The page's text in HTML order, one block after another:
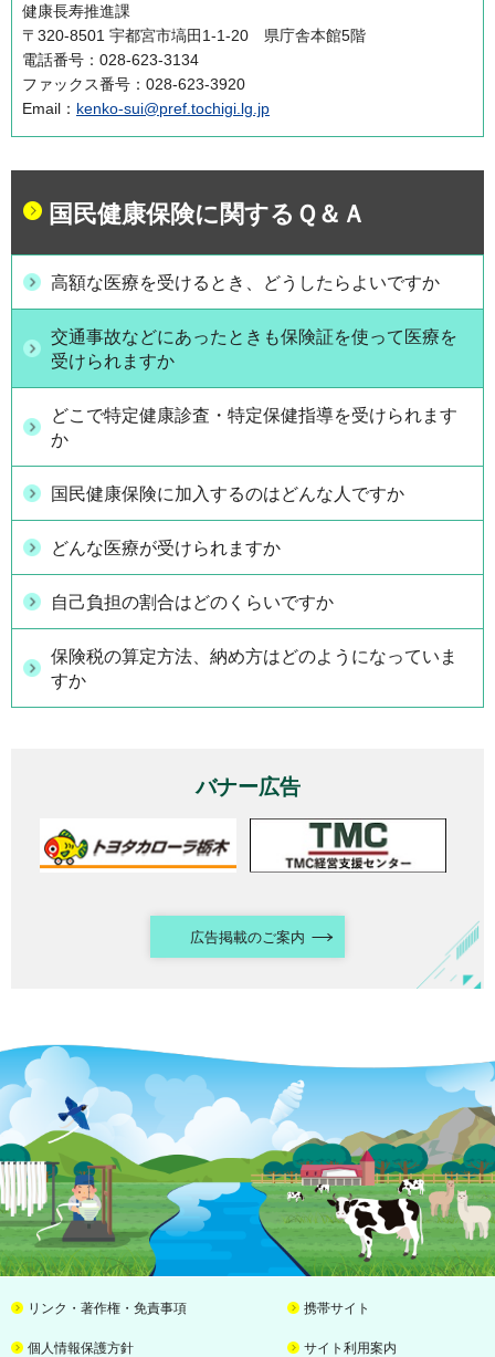
健康長寿推進課
〒320-8501 宇都宮市塙田1-1-20 県庁舎本館5階
電話番号：028-623-3134
ファックス番号：028-623-3920
Email： kenko-sui@pref.tochigi.lg.jp
国民健康保険に関するＱ＆Ａ
高額な医療を受けるとき、どうしたらよいですか
交通事故などにあったときも保険証を使って医療を
受けられますか
どこで特定健康診査・特定保健指導を受けられます
か
国民健康保険に加入するのはどんな人ですか
どんな医療が受けられますか
自己負担の割合はどのくらいですか
保険税の算定方法、納め方はどのようになっていま
すか
バナー広告
広告掲載のご案内
リンク・著作権・免責事項 携帯サイト
個人情報保護方針 サイト利用案内